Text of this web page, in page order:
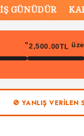
"2,500.00TL
VERİLEN